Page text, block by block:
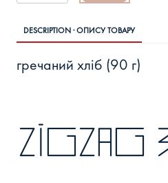
DESCRIPTION · ОПИСУ ТОВАРУ
гречаний хліб (90 г)
zigzag